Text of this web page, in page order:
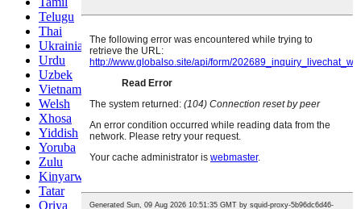
Telugu
Thai
Ukrainian
Urdu
Uzbek
Vietnamese
Welsh
Xhosa
Yiddish
Yoruba
Zulu
Kinyarwanda
Tatar
Oriya